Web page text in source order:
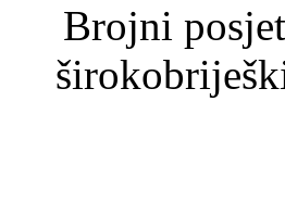
Brojni